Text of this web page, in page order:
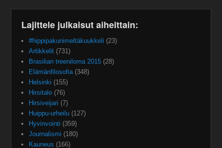
Lajittele julkaisut aiheittain:
#hippipakunimeltäkuukkeli (23)
Artikkelit (731)
Brasilian treeniloma 2015 (28)
Elämänfilosofia(348)
Helsinki (155)
Hirsitalo (76)
Hirsiveijari (7)
Huippu-urheilu (127)
Hyvinvointi (359)
Journalismi (180)
Kauneus (166)